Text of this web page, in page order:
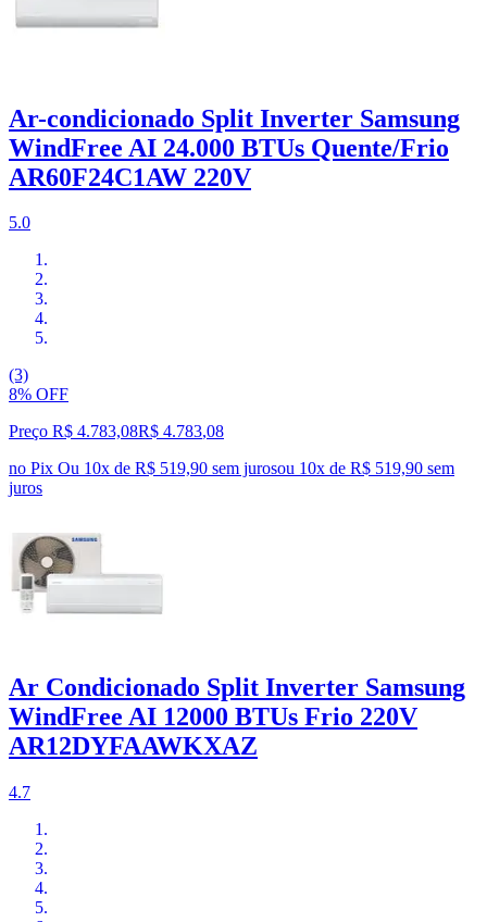
Ar-condicionado Split Inverter Samsung
WindFree AI 24.000 BTUs Quente/Frio
AR60F24C1AW 220V
5.0
(3)
8% OFF
Preço R$ 4.783,08R$ 4.783,08
no Pix Ou 10x de R$ 519,90 sem jurosou 10x de R$ 519,90 sem
juros
Ar Condicionado Split Inverter Samsung
WindFree AI 12000 BTUs Frio 220V
AR12DYFAAWKXAZ
4.7